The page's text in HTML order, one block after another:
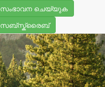
സംഭാവന ചെയ്യുക
സബ്സ്ക്രൈബ്
മെയ് 9, 2026